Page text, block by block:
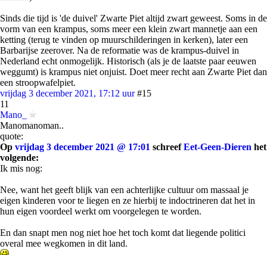
Sinds die tijd is 'de duivel' Zwarte Piet altijd zwart geweest. Soms in de
vorm van een krampus, soms meer een klein zwart mannetje aan een
ketting (terug te vinden op muurschilderingen in kerken), later een
Barbarijse zeerover. Na de reformatie was de krampus-duivel in
Nederland echt onmogelijk. Historisch (als je de laatste paar eeuwen
weggumt) is krampus niet onjuist. Doet meer recht aan Zwarte Piet dan
een stroopwafelpiet.
vrijdag 3 december 2021, 17:12 uur #15
11
Mano_
Manomanoman..
quote:
Op vrijdag 3 december 2021 @ 17:01 schreefEet-Geen-Dieren het
volgende:
Ik mis nog:
Nee, want het geeft blijk van een achterlijke cultuur om massaal je
eigen kinderen voor te liegen en ze hierbij te indoctrineren dat het in
hun eigen voordeel werkt om voorgelegen te worden.
En dan snapt men nog niet hoe het toch komt dat liegende politici
overal mee wegkomen in dit land.